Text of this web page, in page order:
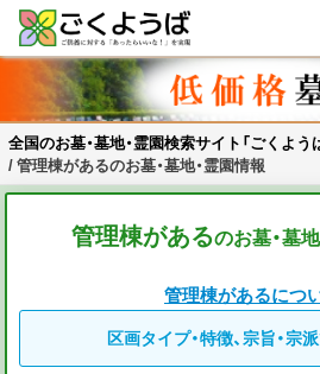
Skip
content
全国のお墓・墓地・霊園検索サイト「ご
ご供養をもっと身近に
全国のお墓・墓地・霊園検索サイト「ごくよう
/管理棟があるのお墓・墓地・霊園情報
管理棟があるのお墓・墓
管理棟があるにつ
区画タイプ・特徴、宗旨・宗